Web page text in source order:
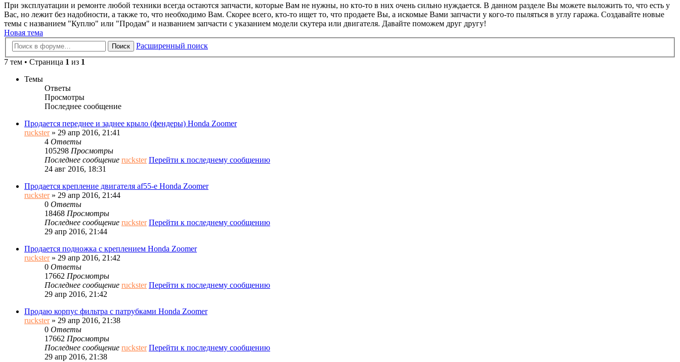
При эксплуатации и ремонте любой техники всегда остаются запчасти, которые Вам не нужны, но кто-то в них очень сильно нуждается. В данном разделе Вы можете выложить то, что есть у
Вас, но лежит без надобности, а также то, что необходимо Вам. Скорее всего, кто-то ищет то, что продаете Вы, а искомые Вами запчасти у кого-то пыляться в углу гаража. Создавайте новые
темы с названием "Куплю" или "Продам" и названием запчасти с указанием модели скутера или двигателя. Давайте поможем друг другу!
Новая тема
Поиск
Расширенный поиск
7 тем • Страница 1 из 1
Темы
Ответы
Просмотры
Последнее сообщение
Продается переднее и заднее крыло (фендеры) Honda Zoomer
ruckster» 29 апр 2016, 21:41
4 Ответы
105298 Просмотры
Последнее сообщение ruckster Перейти к последнему сообщению
24 авг 2016, 18:31
Продается крепление двигателя af55-e Honda Zoomer
ruckster» 29 апр 2016, 21:44
0 Ответы
18468 Просмотры
Последнее сообщение ruckster Перейти к последнему сообщению
29 апр 2016, 21:44
Продается подножка с креплением Honda Zoomer
ruckster» 29 апр 2016, 21:42
0 Ответы
17662 Просмотры
Последнее сообщение ruckster Перейти к последнему сообщению
29 апр 2016, 21:42
Продаю корпус фильтра с патрубками Honda Zoomer
ruckster» 29 апр 2016, 21:38
0 Ответы
17662 Просмотры
Последнее сообщение ruckster Перейти к последнему сообщению
29 апр 2016, 21:38